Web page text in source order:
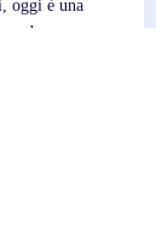
oggi è una
ed essere